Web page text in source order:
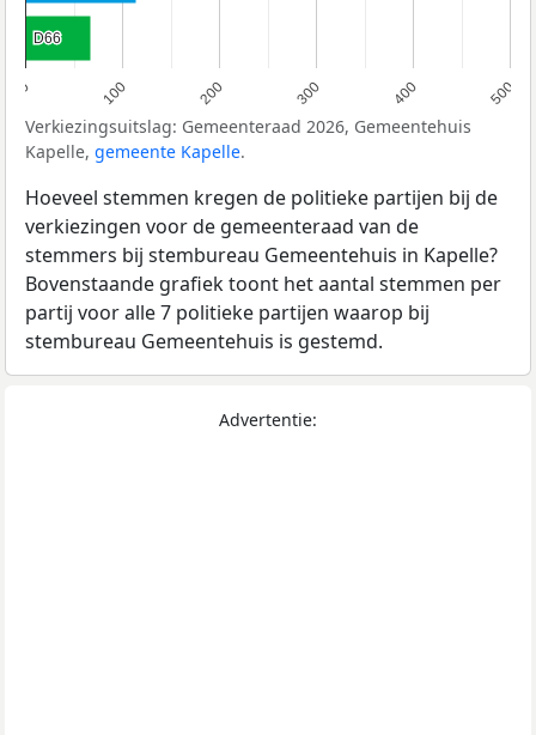
0 100 200 300 400 500
D66
D66
Verkiezingsuitslag: Gemeenteraad 2026, Gemeentehuis
Kapelle, gemeente Kapelle.
Hoeveel stemmen kregen de politieke partijen bij de
verkiezingen voor de gemeenteraad van de
stemmers bij stembureau Gemeentehuis in Kapelle?
Bovenstaande grafiek toont het aantal stemmen per
partij voor alle 7 politieke partijen waarop bij
stembureau Gemeentehuis is gestemd.
Advertentie: